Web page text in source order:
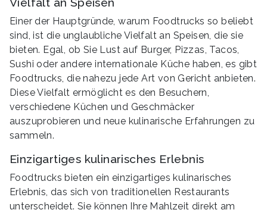
Einer der Hauptgründe, warum Foodtrucks so beliebt
sind, ist die unglaubliche Vielfalt an Speisen, die sie
bieten. Egal, ob Sie Lust auf Burger, Pizzas, Tacos,
Sushi oder andere internationale Küche haben, es gibt
Foodtrucks, die nahezu jede Art von Gericht anbieten.
Diese Vielfalt ermöglicht es den Besuchern,
verschiedene Küchen und Geschmäcker
auszuprobieren und neue kulinarische Erfahrungen zu
sammeln.
Einzigartiges kulinarisches Erlebnis
Foodtrucks bieten ein einzigartiges kulinarisches
Erlebnis, das sich von traditionellen Restaurants
unterscheidet. Sie können Ihre Mahlzeit direkt am